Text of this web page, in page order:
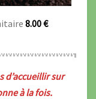
8.00 €
d’accueillir sur
à la fois.